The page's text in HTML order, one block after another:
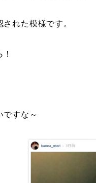
れた模様です。
ですな～